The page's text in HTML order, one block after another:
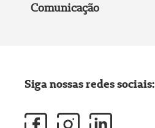
Comunicação
Siga nossas redes sociais: